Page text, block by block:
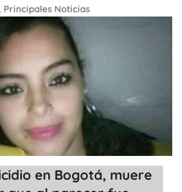
Principales Noticias
en Bogotá, muere